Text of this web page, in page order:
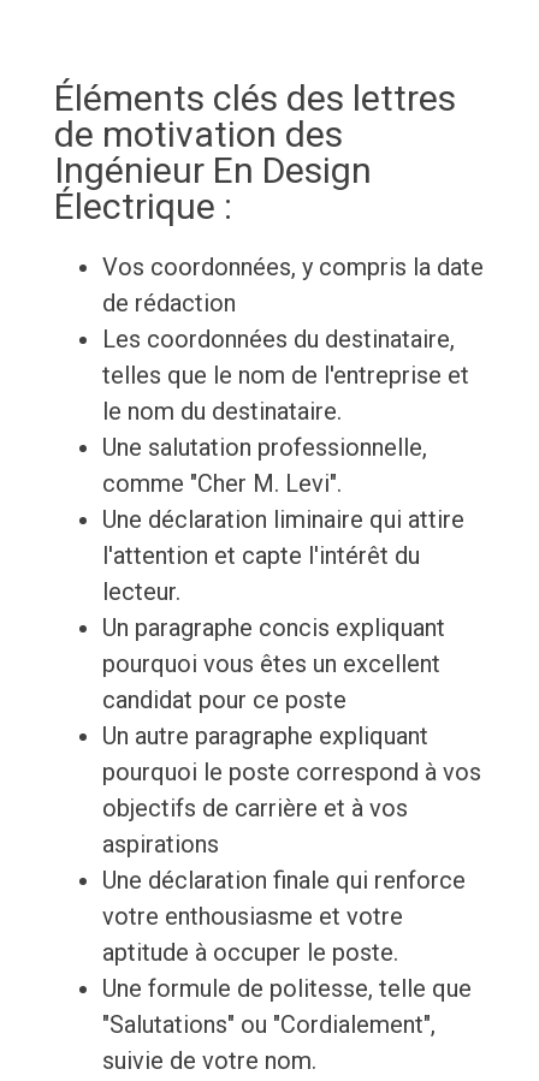
Éléments clés des lettres
de motivation des
Ingénieur En Design
Électrique :
Vos coordonnées, y compris la date
de rédaction
Les coordonnées du destinataire,
telles que le nom de l'entreprise et
le nom du destinataire.
Une salutation professionnelle,
comme "Cher M. Levi".
Une déclaration liminaire qui attire
l'attention et capte l'intérêt du
lecteur.
Un paragraphe concis expliquant
pourquoi vous êtes un excellent
candidat pour ce poste
Un autre paragraphe expliquant
pourquoi le poste correspond à vos
objectifs de carrière et à vos
aspirations
Une déclaration finale qui renforce
votre enthousiasme et votre
aptitude à occuper le poste.
Une formule de politesse, telle que
"Salutations" ou "Cordialement",
suivie de votre nom.